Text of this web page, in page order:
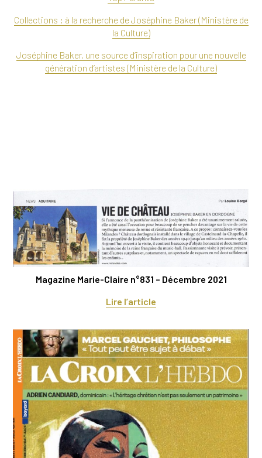
Collections : à la recherche de Joséphine Baker (Ministère de
la Culture)
Joséphine Baker, une source d’inspiration pour une nouvelle
génération d’artistes (Ministère de la Culture)
Magazine Marie-Claire n°831 – Décembre 2021
Lire l’article